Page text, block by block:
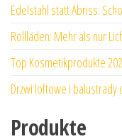
Edelstahl statt Abriss:
Rollläden: Mehr als nur
Top Kosmetikprodukte
Drzwi loftowe i balustrady
Produkte